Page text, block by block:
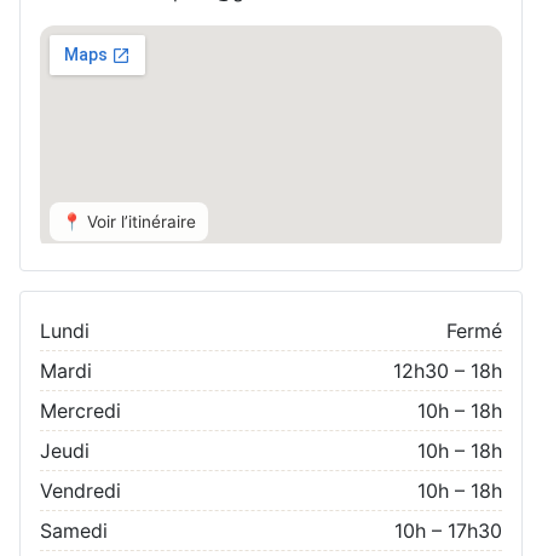
📍 Voir l’itinéraire
Lundi
Fermé
Mardi
12h30 – 18h
Mercredi
10h – 18h
Jeudi
10h – 18h
Vendredi
10h – 18h
Samedi
10h – 17h30